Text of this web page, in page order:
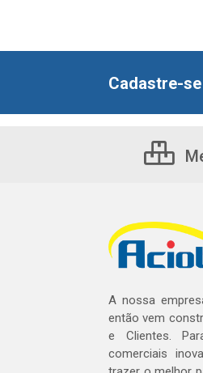
Cadastre-
A nossa
então vem
e Clientes.
comerciais